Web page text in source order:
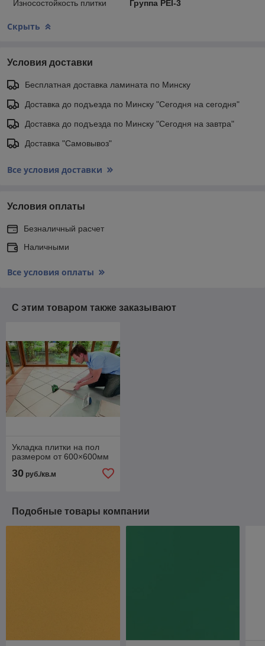
Износостойкость плитки Группа PEI-3
Скрыть
Условия доставки
Бесплатная доставка ламината по Минску
Доставка до подъезда по Минску "Сегодня на сегодня"
Доставка до подъезда по Минску "Сегодня на завтра"
Доставка "Самовывоз"
Все условия доставки
Условия оплаты
Безналичный расчет
Наличными
Все условия оплаты
С этим товаром также заказывают
Укладка плитки на пол
размером от 600×600мм
30 руб./кв.м
Подобные товары компании